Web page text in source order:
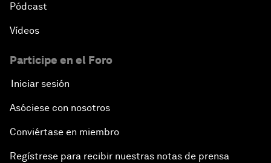
Pódcast
Vídeos
Participe en el Foro
Iniciar sesión
Asóciese con nosotros
Conviértase en miembro
Regístrese para recibir nuestras notas de prensa